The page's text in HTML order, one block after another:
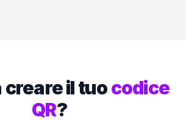
creare il tuocodice
QR?